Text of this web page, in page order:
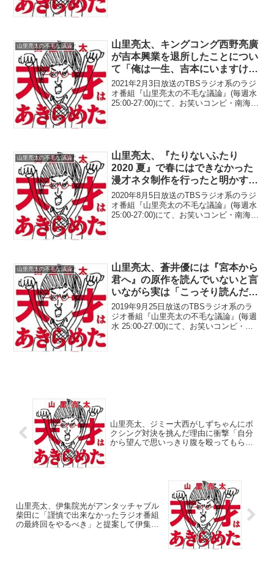
山里亮太の不毛な議論
山里亮太、キングコング西野亮廣
が吉本興業を退所したことについ
て「俺は一生、吉本にいますけ
ど」と発言
2021年2月3日放送のTBSラジオ系のラジ
オ番組『山里亮太の不毛な議論』(毎週水
25:00-27:00)にて、お笑いコンビ・南海キ
山里亮太の不毛な議論
山里亮太、『たりないふたり
2020 夏』で春にはできなかった
漫才ネタ制作を行ったと明かす
「今日は久しぶりにあの男、オー
ドリーの若林と一緒で」
2020年8月5日放送のTBSラジオ系のラジ
オ番組『山里亮太の不毛な議論』(毎週水
25:00-27:00)にて、お笑いコンビ・南海キ
山里亮太の不毛な議論
山里亮太、蒼井優には『宮本から
君へ』の原作を読んでいないと言
いながら実は「こっそり読んだ」
と告白「(蒼井優のラブシーンに)
耐えられるかな？」
2019年9月25日放送のTBSラジオ系のラ
ジオ番組『山里亮太の不毛な議論』(毎週
水 25:00-27:00)にて、お笑いコンビ・南
山里亮太、ジミー大西がしずちゃんにボ
クシング対決を挑んだ理由に衝撃「自分
から望んで思いっきり腹を殴ってもらっ
山里亮太、伊集院光がアンタッチャブル
柴田に「謹慎で出来なかったラジオ番組
の最終回をやるべき」と提案して伊集院